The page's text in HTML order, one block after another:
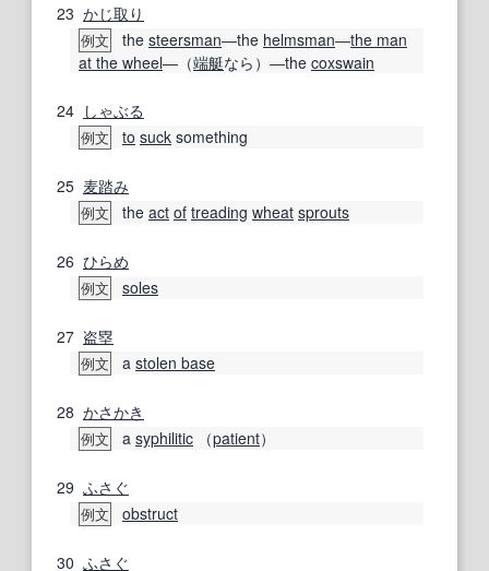
23 かじ取り
例文 the steersman―the helmsman―the man
at the wheel―（端艇なら）―the coxswain
24 しゃぶる
例文 to suck something
25 麦踏み
例文 the act of treading wheat sprouts
26 ひらめ
例文 soles
27 盗塁
例文 a stolen base
28 かさかき
例文 a syphilitic （patient）
29 ふさぐ
例文 obstruct
30 ふさぐ